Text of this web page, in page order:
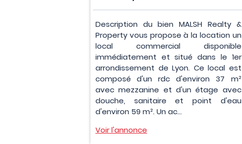
Description du bien MALSH Realty &
Property vous propose à la location un
local commercial disponible
immédiatement et situé dans le 1er
arrondissement de Lyon. Ce local est
composé d'un rdc d'environ 37 m²
avec mezzanine et d'un étage avec
douche, sanitaire et point d'eau
d'environ 59 m². Un ac...
Voir l'annonce